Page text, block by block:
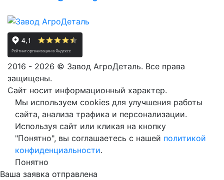
2016 - 2026 © Завод АгроДеталь. Все права
защищены.
Сайт носит информационный характер.
Мы используем cookies для улучшения работы
сайта, анализа трафика и персонализации.
Используя сайт или кликая на кнопку
"Понятно", вы соглашаетесь с нашей политикой
конфиденциальности.
Понятно
Ваша заявка отправлена